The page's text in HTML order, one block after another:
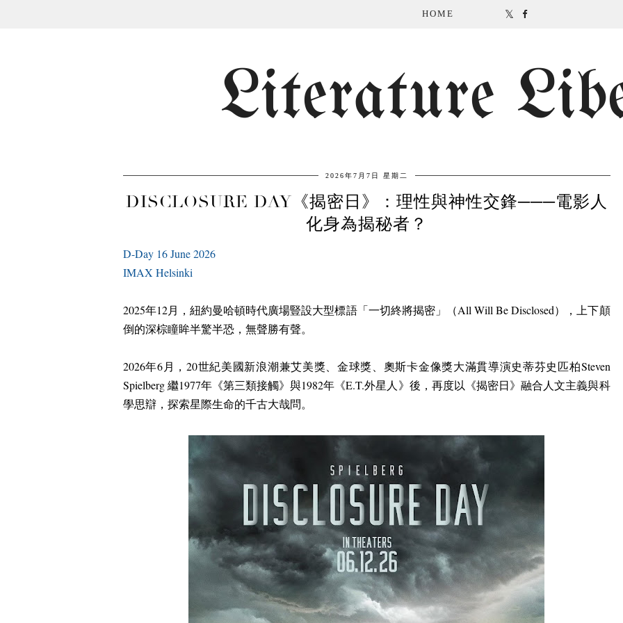
HOME
Literature
2026年7月7日 星期二
DISCLOSURE DAY《揭密日》：理性與神性交鋒───電影人
化身為揭秘者？
D-Day 16 June 2026
IMAX Helsinki
2025年12月，紐約曼哈頓時代廣場豎設大型標語「一切終將揭密」（All Will Be Disclosed），上下顛
倒的深棕瞳眸半驚半恐，無聲勝有聲。
2026年6月， 20世紀美國新浪潮兼艾美獎、金球獎、奧斯卡金像獎大滿貫導演史蒂芬史匹柏Steven
Spielberg 繼1977年《第三類接觸》與1982年《E.T.外星人》後，再度以《揭密日》融合人文主義與科
學思辯，探索星際生命的千古大哉問。